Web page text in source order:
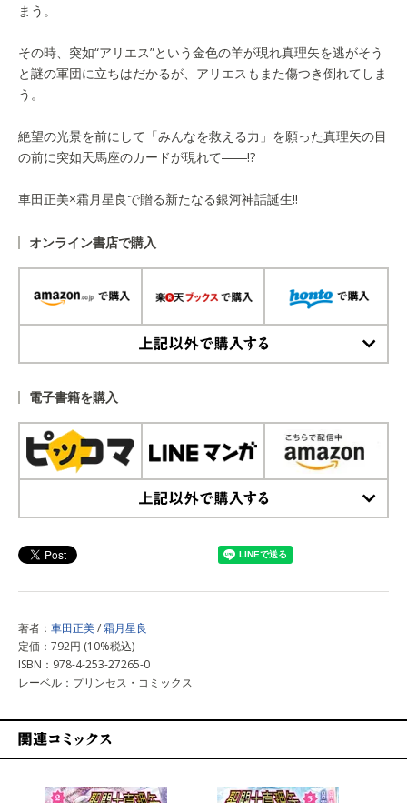
まう。
その時、突如“アリエス”という金色の羊が現れ真理矢を逃がそう
と謎の軍団に立ちはだかるが、アリエスもまた傷つき倒れてしま
う。
絶望の光景を前にして「みんなを救える力」を願った真理矢の目
の前に突如天馬座のカードが現れて――!?
車田正美×霜月星良で贈る新たなる銀河神話誕生!!
オンライン書店で購入
電子書籍を購入
著者： 車田正美/霜月星良
定価：792円 (10%税込)
ISBN：978-4-253-27265-0
レーベル：プリンセス・コミックス